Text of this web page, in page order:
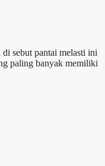
di sebut pantai melasti ini
paling banyak memiliki